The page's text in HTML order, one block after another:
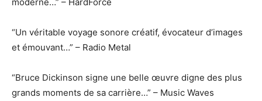
“Un véritable voyage sonore créatif, évocateur d’images
et émouvant…” – Radio Metal
“Bruce Dickinson signe une belle œuvre digne des plus
grands moments de sa carrière…” – Music Waves